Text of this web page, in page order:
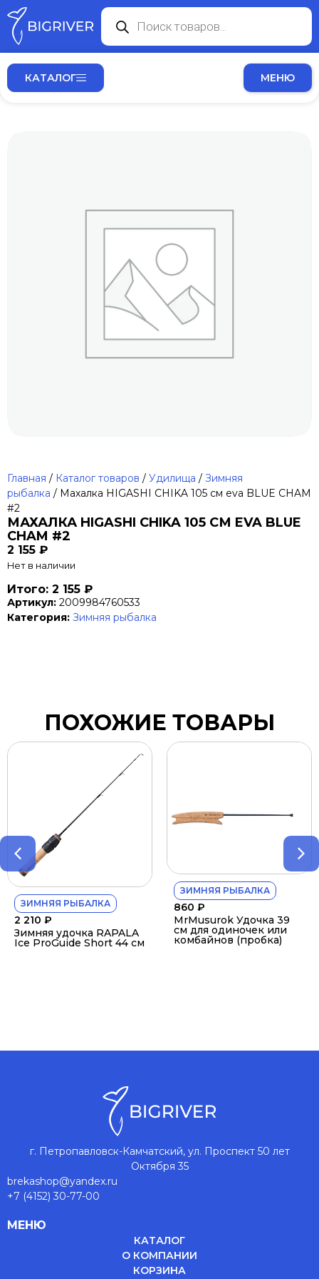
КАТАЛОГ МЕНЮ
Главная / Каталог товаров / Удилища / Зимняя
рыбалка / Махалка HIGASHI CHIKA 105 см eva BLUE CHAM
#2
МАХАЛКА HIGASHI CHIKA 105 СМ EVA BLUE
CHAM #2
2 155 ₽
Нет в наличии
Итого: 2 155 ₽
Артикул: 2009984760533
Категория: Зимняя рыбалка
ПОХОЖИЕ ТОВАРЫ
РЫБАЛКА
удочка RAPALA
Short 44 см
ЗИМНЯЯ РЫБАЛКА
MrMusurok Удочка 39
см для одиночек или
комбайнов (пробка)
г. Петропавловск-Камчатский, ул. Проспект 50 лет
Октября 35
brekashop@yandex.ru
+7 (4152) 30-77-00
МЕНЮ
КАТАЛОГ
О КОМПАНИИ
КОРЗИНА